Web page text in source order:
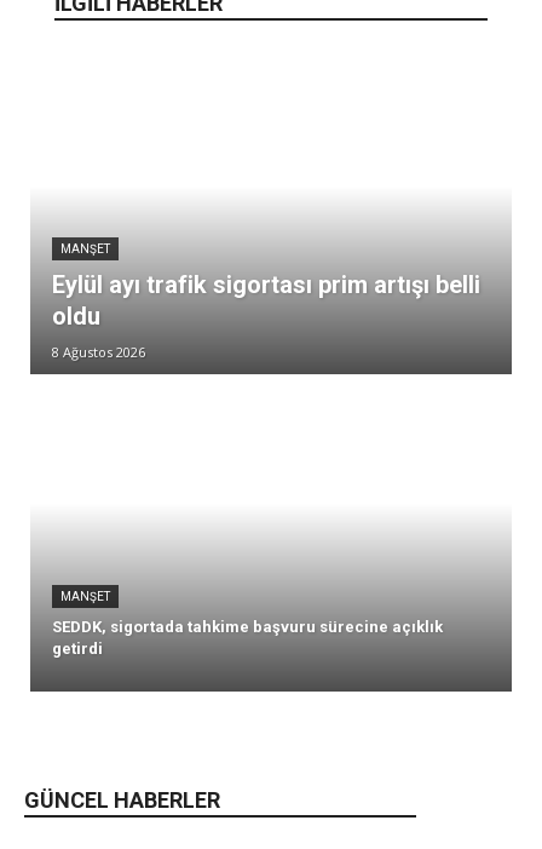
GÜNCEL HABERLER
MANŞET
Eylül ayı trafik sigortası prim artışı belli
oldu
8 Ağustos 2026
MANŞET
SEDDK, sigortada tahkime başvuru sürecine açıklık
getirdi